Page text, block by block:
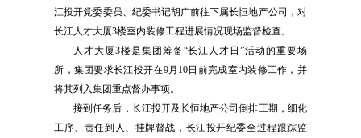
江投开党委委员、纪委书记胡广前往下属长恒地产公司，对
长江人才大厦3楼室内装修工程进展情况现场监督检查。
人才大厦3楼是集团筹备“长江人才日”活动的重要场
所，集团要求长江投开在9月10日前完成室内装修工作，并
将其列入集团重点督办事项。
接到任务后，长江投开及长恒地产公司倒排工期，细化
工序、责任到人、挂牌督战，长江投开纪委全过程跟踪监